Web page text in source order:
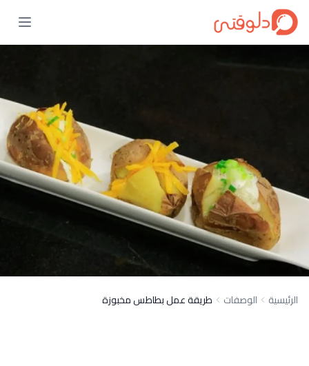
الرئيسية الوصفات طريقة عمل بطاطس مخبوزة